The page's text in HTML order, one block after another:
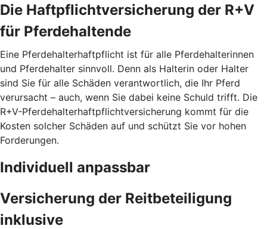
Die Haftpflichtversicherung der R+V
für Pferdehaltende
Eine Pferdehalterhaftpflicht ist für alle Pferdehalterinnen
und Pferdehalter sinnvoll. Denn als Halterin oder Halter
sind Sie für alle Schäden verantwortlich, die Ihr Pferd
verursacht – auch, wenn Sie dabei keine Schuld trifft. Die
R+V-Pferdehalterhaftpflichtversicherung kommt für die
Kosten solcher Schäden auf und schützt Sie vor hohen
Forderungen.
Individuell anpassbar
Versicherung der Reitbeteiligung
inklusive